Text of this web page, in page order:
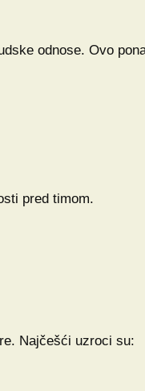
odnose. Ovo
pred timom.
Najčešći uzroci su: